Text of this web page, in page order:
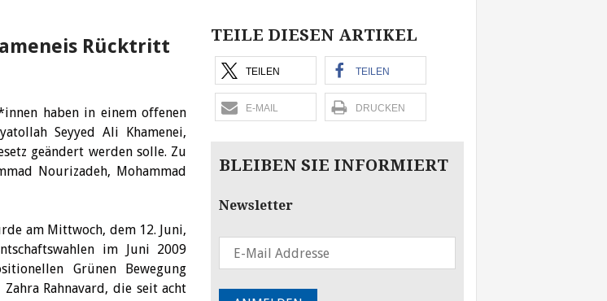
Rücktritt
haben in einem offenen
Seyyed Ali Khamenei,
geändert werden solle. Zu
Nourizadeh, Mohammad
am Mittwoch, dem 12. Juni,
im Juni 2009
Grünen Bewegung
Rahnavard, die seit acht
TEILE DIESEN ARTIKEL
TEILEN TEILEN
E-MAIL DRUCKEN
BLEIBEN SIE INFORMIERT
Newsletter